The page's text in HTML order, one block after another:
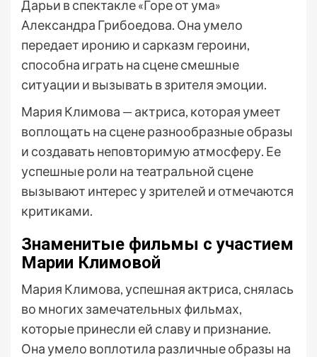
Дарьи в спектакле «Горе от ума»
Александра Грибоедова. Она умело
передает иронию и сарказм героини,
способна играть на сцене смешные
ситуации и вызывать в зрителя эмоции.
Мария Климова — актриса, которая умеет
воплощать на сцене разнообразные образы
и создавать неповторимую атмосферу. Ее
успешные роли на театральной сцене
вызывают интерес у зрителей и отмечаются
критиками.
Знаменитые фильмы с участием
Марии Климовой
Мария Климова, успешная актриса, снялась
во многих замечательных фильмах,
которые принесли ей славу и признание.
Она умело воплотила различные образы на